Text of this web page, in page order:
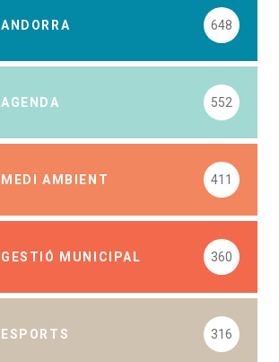
ANDORRA 648
AGENDA 552
MEDI AMBIENT 411
GESTIÓ MUNICIPAL 360
ESPORTS 316